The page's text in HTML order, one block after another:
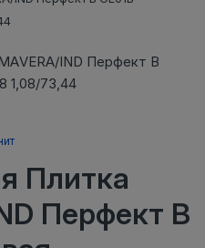
Плитка
Перфект В